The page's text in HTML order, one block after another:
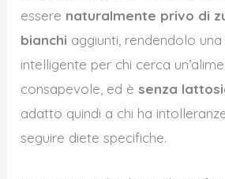
essere naturalmente privo di
bianchi aggiunti, rendendolo
intelligente per chi cerca
consapevole, ed èsenza
adatto quindi a chi ha
seguire diete specifiche.